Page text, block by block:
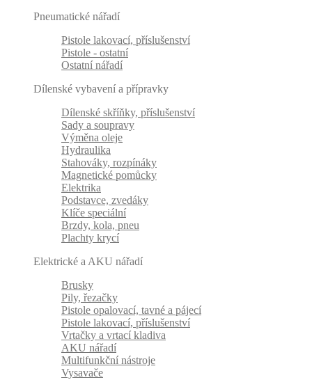
Pneumatické nářadí
Pistole lakovací, příslušenství
Pistole - ostatní
Ostatní nářadí
Dílenské vybavení a přípravky
Dílenské skříňky, příslušenství
Sady a soupravy
Výměna oleje
Hydraulika
Stahováky, rozpínáky
Magnetické pomůcky
Elektrika
Podstavce, zvedáky
Klíče speciální
Brzdy, kola, pneu
Plachty krycí
Elektrické a AKU nářadí
Brusky
Pily, řezačky
Pistole opalovací, tavné a pájecí
Pistole lakovací, příslušenství
Vrtačky a vrtací kladiva
AKU nářadí
Multifunkční nástroje
Vysavače